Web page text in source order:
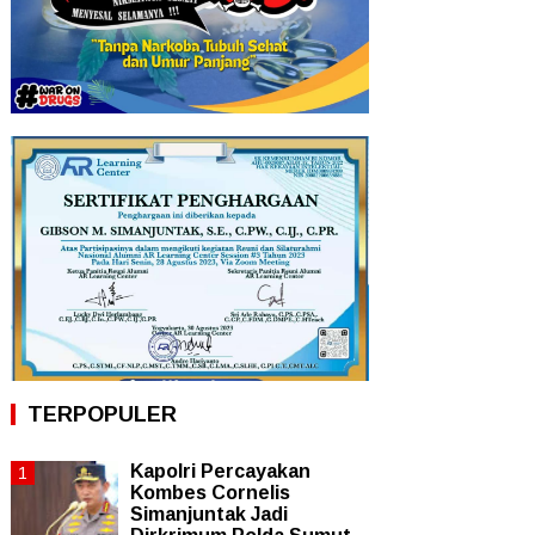
TERPOPULER
Kapolri Percayakan
Kombes Cornelis
Simanjuntak Jadi